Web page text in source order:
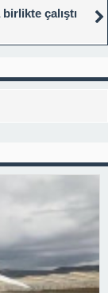
çalıştı